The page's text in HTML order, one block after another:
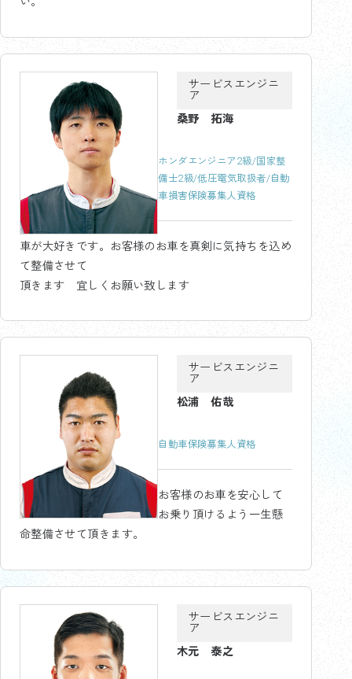
サービスエンジニ
ア
桑野 拓海
ホンダエンジニア2級/国家整
備士2級/低圧電気取扱者/自動
車損害保険募集人資格
車が大好きです。お客様のお車を真剣に気持ちを込め
て整備させて
頂きます 宜しくお願い致します
サービスエンジニ
ア
松浦 佑哉
自動車保険募集人資格
お客様のお車を安心して
お乗り頂けるよう一生懸
命整備させて頂きます。
サービスエンジニ
ア
木元 泰之